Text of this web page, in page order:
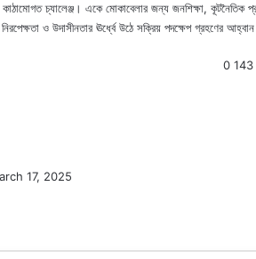
চ্যালেঞ্জ। একে মোকাবেলার জন্য জনশিক্ষা, কূটনৈতিক
ও উদাসীনতার ঊর্ধ্বে উঠে সক্রিয় পদক্ষেপ গ্রহণের
17, 2025
0 143